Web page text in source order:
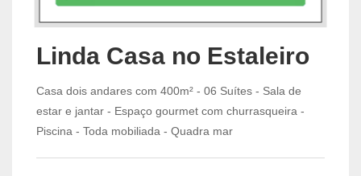
Linda Casa no Estaleiro
Casa dois andares com 400m² - 06 Suítes - Sala de
estar e jantar - Espaço gourmet com churrasqueira -
Piscina - Toda mobiliada - Quadra mar